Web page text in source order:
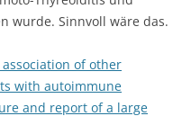
wurde. Sinnvoll wäre das.
association of other
with autoimmune
and report of a large